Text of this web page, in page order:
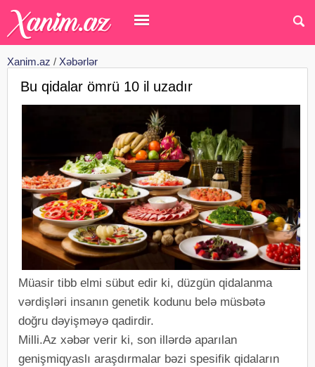
Xanim.az / Xəbərlər
Bu qidalar ömrü 10 il uzadır
Müasir tibb elmi sübut edir ki, düzgün qidalanma
vərdişləri insanın genetik kodunu belə müsbətə
doğru dəyişməyə qadirdir.
Milli.Az xəbər verir ki, son illərdə aparılan
genişmiqyaslı araşdırmalar bəzi spesifik qidaların